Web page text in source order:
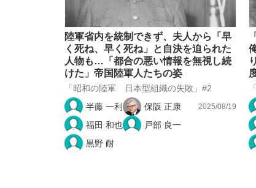
「目標達成できなかったからと言っ
the Style
陸軍省内を統制できず、夫人から「早
く死ね、早く死ね」と自決を迫られた
人物も…「都合の悪い情報を無視し続
けた」帝国陸軍人たちの姿
「昭和の陸軍 日本型組織の失敗」#2
半藤 一利
保阪 正康
福田 和也
戸部 良一
黒野 耐
2025/08/19